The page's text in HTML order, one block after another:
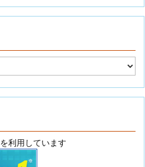
を利用しています